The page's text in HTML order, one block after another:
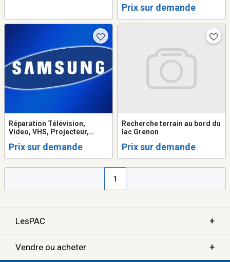
Prix sur demande
Réparation Télévision,
Video, VHS, Projecteur,
tournante, Ordinateur
Prix sur demande
Recherche terrain au bord du
lac Grenon
Prix sur demande
1
LesPAC +
Vendre ou acheter +